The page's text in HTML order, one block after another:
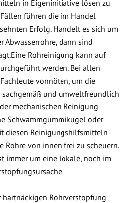
in Eigeninitiative lösen zu
führen die im Handel
Erfolg. Handelt es sich um
Abwasserrohre, dann sind
Rohreinigung kann auf
werden. Bei allen
vonnöten, um die
sachgemäß und umweltfreundlich
mechanischen Reinigung
Schwammgummikugel oder
diesen Reinigungshilfsmitteln
Rohre von innen frei zu scheuern.
immer um eine lokale, noch im
hartnäckigen Rohrverstopfung